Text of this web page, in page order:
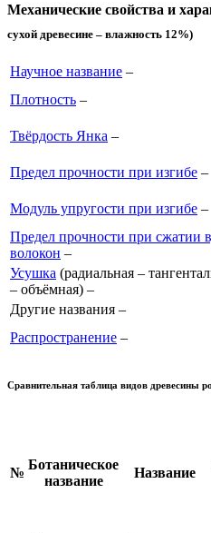
Механические свойства и
сухой древесине – влажность 12%)
Научное название –
Плотность –
Твёрдость Янка –
Предел прочности при изгибе –
Модуль упругости при изгибе –
Предел прочности при сжатии
волокон –
Усушка (радиальная –
– объёмная) –
Другие названия –
Распространение –
Сравнительная таблица видов древесины
№
Ботаническое
название
Название